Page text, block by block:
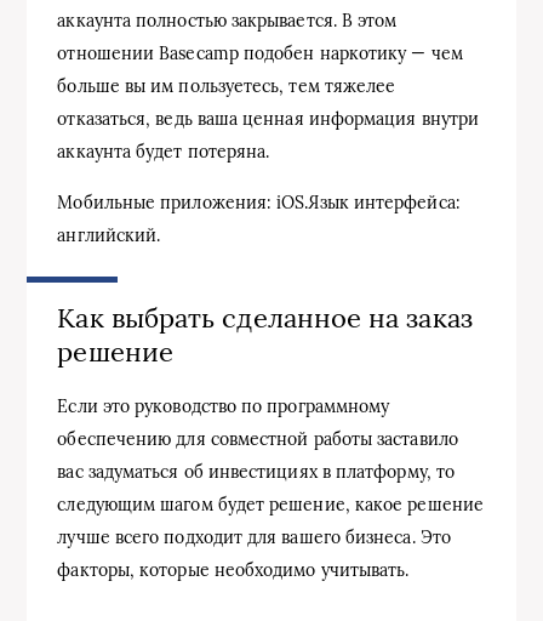
аккаунта полностью закрывается. В этом
отношении Basecamp подобен наркотику — чем
больше вы им пользуетесь, тем тяжелее
отказаться, ведь ваша ценная информация внутри
аккаунта будет потеряна.
Мобильные приложения: iOS.Язык интерфейса:
английский.
Как выбрать сделанное на заказ
решение
Если это руководство по программному
обеспечению для совместной работы заставило
вас задуматься об инвестициях в платформу, то
следующим шагом будет решение, какое решение
лучше всего подходит для вашего бизнеса. Это
факторы, которые необходимо учитывать.